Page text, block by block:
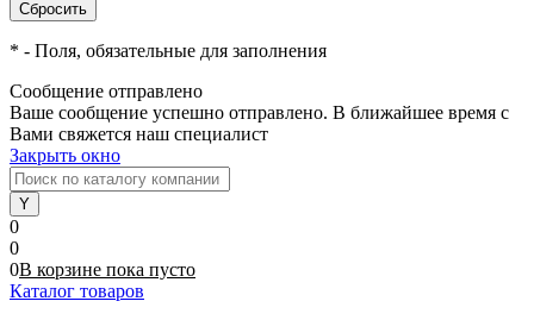
* - Поля, обязательные для заполнения
Сообщение отправлено
Ваше сообщение успешно отправлено. В ближайшее время с
Вами свяжется наш специалист
Закрыть окно
0
0
0В корзине пока пусто
Каталог товаров